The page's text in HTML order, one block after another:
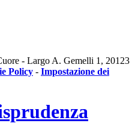
- Largo A. Gemelli 1, 20123
Policy - Impostazione dei